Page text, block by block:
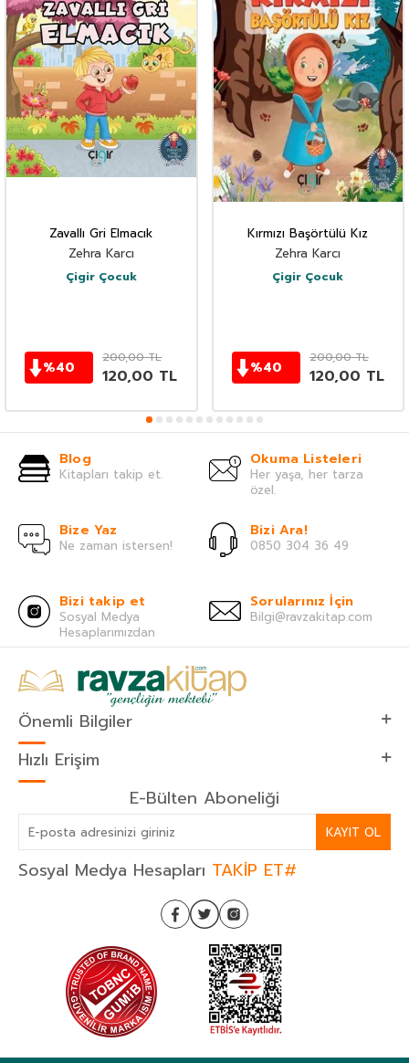
Zavallı Gri Elmacık
Zehra Karcı
Çigir Çocuk
%40
200,00TL
120,00 TL
Kırmızı Başörtülü Kız
Zehra Karcı
Çigir Çocuk
%40
200,00TL
120,00 TL
Blog
Kitapları takip et.
Okuma Listeleri
Her yaşa, her tarza
özel.
Bize Yaz
Ne zaman istersen!
Bizi Ara!
0850 304 36 49
Bizi takip et
Sosyal Medya
Hesaplarımızdan
Sorularınız İçin
Bilgi@ravzakitap.com
Önemli Bilgiler
Hızlı Erişim
E-Bülten Aboneliği
KAYIT OL
Sosyal Medya Hesapları TAKİP ET#